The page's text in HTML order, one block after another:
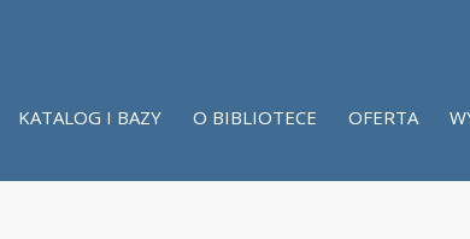
KATALOG I BAZY O BIBLIOTECE OFERTA